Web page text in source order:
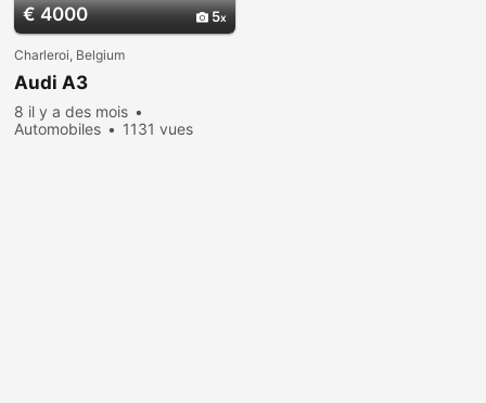
€ 4000 5
Charleroi, Belgium
Audi A3
8 il y a des mois
Automobiles
1131 vues